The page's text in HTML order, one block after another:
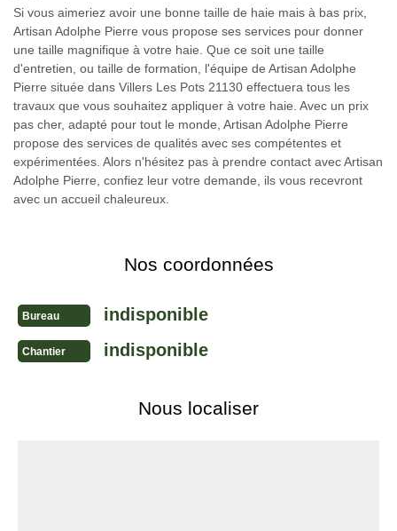
Si vous aimeriez avoir une bonne taille de haie mais à bas prix,
Artisan Adolphe Pierre vous propose ses services pour donner
une taille magnifique à votre haie. Que ce soit une taille
d'entretien, ou taille de formation, l'équipe de Artisan Adolphe
Pierre située dans Villers Les Pots 21130 effectuera tous les
travaux que vous souhaitez appliquer à votre haie. Avec un prix
pas cher, adapté pour tout le monde, Artisan Adolphe Pierre
propose des services de qualités avec ses compétentes et
expérimentées. Alors n'hésitez pas à prendre contact avec Artisan
Adolphe Pierre, confiez leur votre demande, ils vous recevront
avec un accueil chaleureux.
Nos coordonnées
Bureau indisponible
Chantier indisponible
Nous localiser